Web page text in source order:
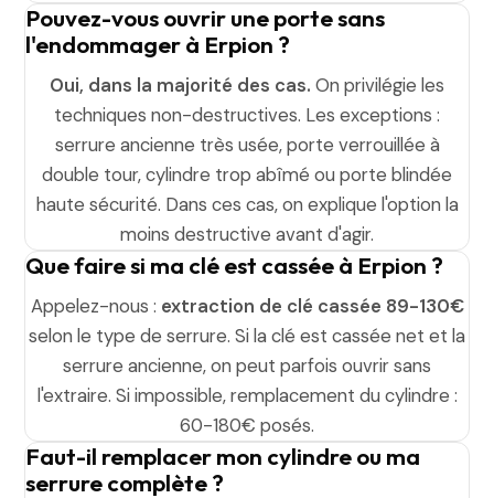
Pouvez-vous ouvrir une porte sans
l'endommager à Erpion ?
Oui, dans la majorité des cas. On privilégie les
techniques non-destructives. Les exceptions :
serrure ancienne très usée, porte verrouillée à
double tour, cylindre trop abîmé ou porte blindée
haute sécurité. Dans ces cas, on explique l'option la
moins destructive avant d'agir.
Que faire si ma clé est cassée à Erpion ?
Appelez-nous : extraction de clé cassée 89-130€
selon le type de serrure. Si la clé est cassée net et la
serrure ancienne, on peut parfois ouvrir sans
l'extraire. Si impossible, remplacement du cylindre :
60-180€ posés.
Faut-il remplacer mon cylindre ou ma
serrure complète ?